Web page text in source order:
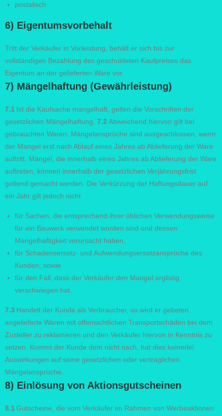
postalisch
6) Eigentumsvorbehalt
Tritt der Verkäufer in Vorleistung, behält er sich bis zur
vollständigen Bezahlung des geschuldeten Kaufpreises das
Eigentum an der gelieferten Ware vor.
7) Mängelhaftung (Gewährleistung)
7.1 Ist die Kaufsache mangelhaft, gelten die Vorschriften der
gesetzlichen Mängelhaftung. 7.2 Abweichend hiervon gilt bei
gebrauchten Waren: Mängelansprüche sind ausgeschlossen, wenn
der Mangel erst nach Ablauf eines Jahres ab Ablieferung der Ware
auftritt. Mängel, die innerhalb eines Jahres ab Ablieferung der Ware
auftreten, können innerhalb der gesetzlichen Verjährungsfrist
geltend gemacht werden. Die Verkürzung der Haftungsdauer auf
ein Jahr gilt jedoch nicht
für Sachen, die entsprechend ihrer üblichen Verwendungsweise
für ein Bauwerk verwendet worden sind und dessen
Mangelhaftigkeit verursacht haben,
für Schadensersatz- und Aufwendungsersatzansprüche des
Kunden, sowie
für den Fall, dass der Verkäufer den Mangel arglistig
verschwiegen hat.
7.3 Handelt der Kunde als Verbraucher, so wird er gebeten,
angelieferte Waren mit offensichtlichen Transportschäden bei dem
Zusteller zu reklamieren und den Verkäufer hiervon in Kenntnis zu
setzen. Kommt der Kunde dem nicht nach, hat dies keinerlei
Auswirkungen auf seine gesetzlichen oder vertraglichen
Mängelansprüche.
8) Einlösung von Aktionsgutscheinen
8.1 Gutscheine, die vom Verkäufer im Rahmen von Werbeaktionen